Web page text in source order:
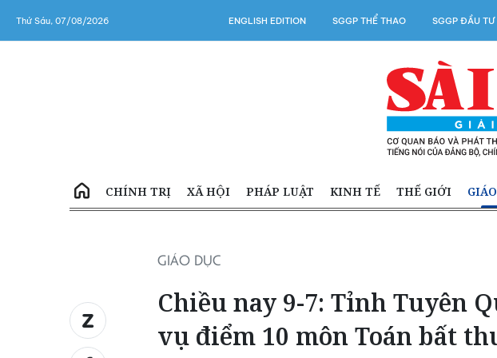
Thứ Sáu, 07/08/2026 ENGLISH EDITION SGGP THỂ THAO SGGP ĐẦU TƯ
CHÍNH TRỊ XÃ HỘI PHÁP LUẬT KINH TẾ THẾ GIỚI
GIÁO DỤC
Chiều nay 9-7: Tỉnh Tuyên
vụ điểm 10 môn Toán bất